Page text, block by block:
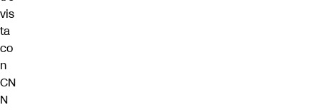
vis
ta
co
n
CN
N